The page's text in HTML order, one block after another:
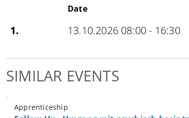
Date
1. 13.10.2026 08:00 - 16:30
SIMILAR EVENTS
Apprenticeship